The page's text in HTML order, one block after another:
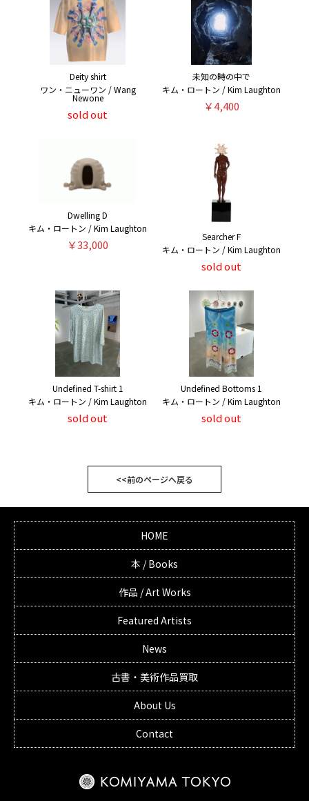
Deity shirt
ワン・ニューワン / Wang
Newone
sold out
未知の時の中で
キム・ロートン / Kim Laughton
￥4,400
Dwelling D
キム・ロートン / Kim Laughton
￥33,000
Searcher F
キム・ロートン / Kim Laughton
sold out
Undefined T-shirt 1
キム・ロートン / Kim Laughton
sold out
Undefined Bottoms 1
キム・ロートン / Kim Laughton
sold out
<<前のページへ戻る
HOME
本 / Books
作品 / Art Works
Featured Artists
News
古書・美術作品買取
About Us
Contact